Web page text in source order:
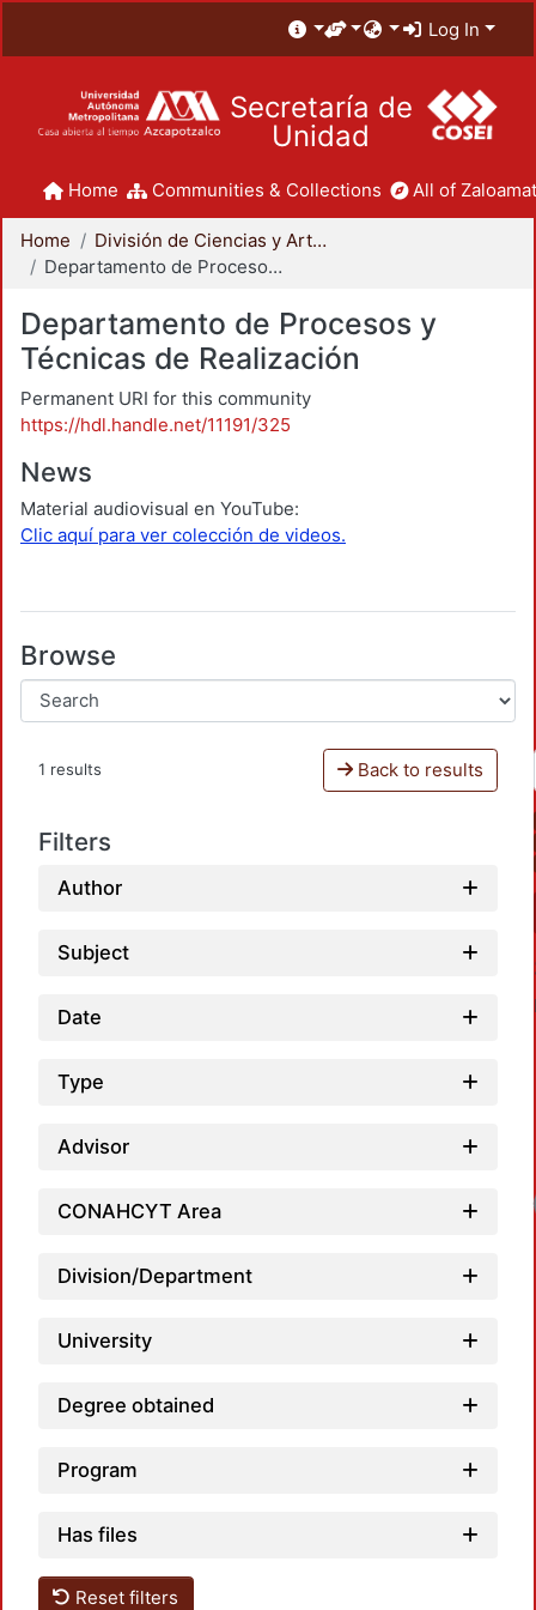
Log In
Secretaría de
Unidad
Home Communities & Collections All of
Home
División de Ciencias y Artes para el Diseño
Departamento de Procesos y Técnicas de Realización
Departamento de Procesos y
Técnicas de Realización
Permanent URI for this community
https://hdl.handle.net/11191/325
News
Material audiovisual en YouTube:
Clic aquí para ver colección de videos.
Browse
1 results Back to results
Filters
Author
Subject
Date
Type
Advisor
CONAHCYT Area
Division/Department
University
Degree obtained
Program
Has files
Reset filters